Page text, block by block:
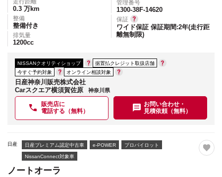
走行距離
0.3 万km
整備
整備付き
排気量
1200cc
管理番号
1300-38F-14620
保証
ワイド保証 保証期間:2年(走行距
離無制限)
NISSANクオリティショップ
据置払クレジット取扱店舗
今すぐ予約対象
オンライン相談対象
日産神奈川販売株式会社
Carスクエア横須賀佐原
神奈川県
販売店に
電話する（無料）
お問い合わせ・
見積依頼（無料）
日産 日産プレミアム認定中古車 e-POWER プロパイロット
NissanConnect対象車
ノートオーラ